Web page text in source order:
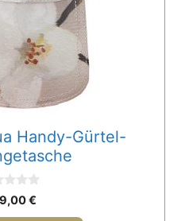
Handy-Gürtel-
€